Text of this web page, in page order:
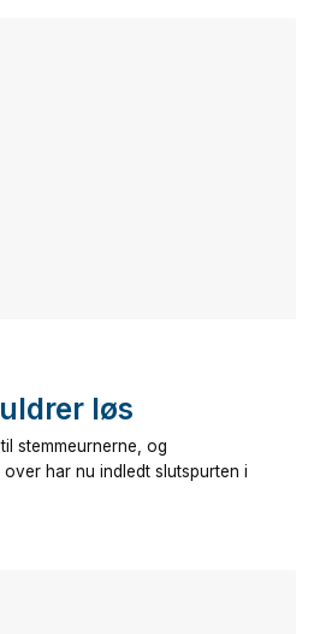
løs
stemmeurnerne, og
har nu indledt slutspurten i